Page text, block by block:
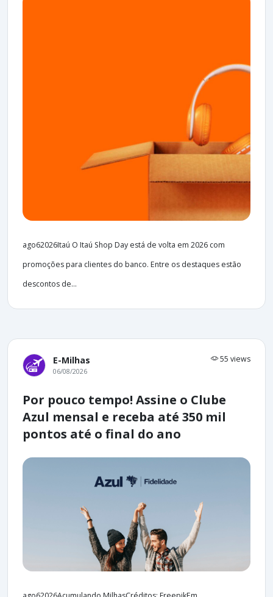
ago62026Itaú O Itaú Shop Day está de volta em 2026 com
promoções para clientes do banco. Entre os destaques estão
descontos de...
E-Milhas 55 views
06/08/2026
Por pouco tempo! Assine o Clube
Azul mensal e receba até 350 mil
pontos até o final do ano